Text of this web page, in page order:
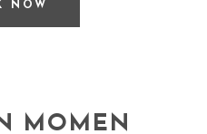
NOW
MOMEN